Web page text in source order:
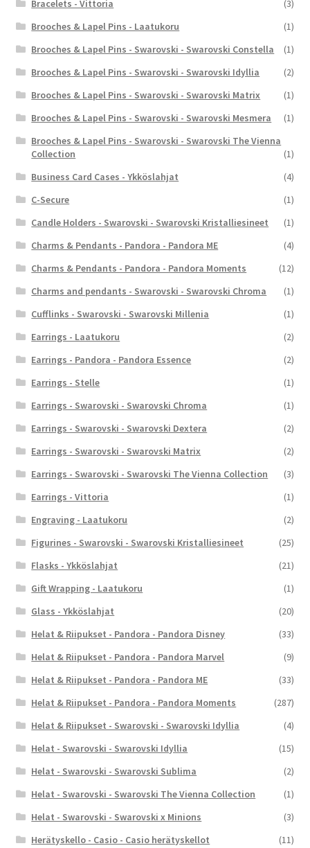
Bracelets - Vittoria
(3)
Brooches & Lapel Pins - Laatukoru
(1)
Brooches & Lapel Pins - Swarovski - Swarovski Constella
(1)
Brooches & Lapel Pins - Swarovski - Swarovski Idyllia
(2)
Brooches & Lapel Pins - Swarovski - Swarovski Matrix
(1)
Brooches & Lapel Pins - Swarovski - Swarovski Mesmera
(1)
Brooches & Lapel Pins - Swarovski - Swarovski The Vienna
Collection
(1)
Business Card Cases - Ykköslahjat
(4)
C-Secure
(1)
Candle Holders - Swarovski - Swarovski Kristalliesineet
(1)
Charms & Pendants - Pandora - Pandora ME
(4)
Charms & Pendants - Pandora - Pandora Moments
(12)
Charms and pendants - Swarovski - Swarovski Chroma
(1)
Cufflinks - Swarovski - Swarovski Millenia
(1)
Earrings - Laatukoru
(2)
Earrings - Pandora - Pandora Essence
(2)
Earrings - Stelle
(1)
Earrings - Swarovski - Swarovski Chroma
(1)
Earrings - Swarovski - Swarovski Dextera
(2)
Earrings - Swarovski - Swarovski Matrix
(2)
Earrings - Swarovski - Swarovski The Vienna Collection
(3)
Earrings - Vittoria
(1)
Engraving - Laatukoru
(2)
Figurines - Swarovski - Swarovski Kristalliesineet
(25)
Flasks - Ykköslahjat
(21)
Gift Wrapping - Laatukoru
(1)
Glass - Ykköslahjat
(20)
Helat & Riipukset - Pandora - Pandora Disney
(33)
Helat & Riipukset - Pandora - Pandora Marvel
(9)
Helat & Riipukset - Pandora - Pandora ME
(33)
Helat & Riipukset - Pandora - Pandora Moments
(287)
Helat & Riipukset - Swarovski - Swarovski Idyllia
(4)
Helat - Swarovski - Swarovski Idyllia
(15)
Helat - Swarovski - Swarovski Sublima
(2)
Helat - Swarovski - Swarovski The Vienna Collection
(1)
Helat - Swarovski - Swarovski x Minions
(3)
Herätyskello - Casio - Casio herätyskellot
(11)